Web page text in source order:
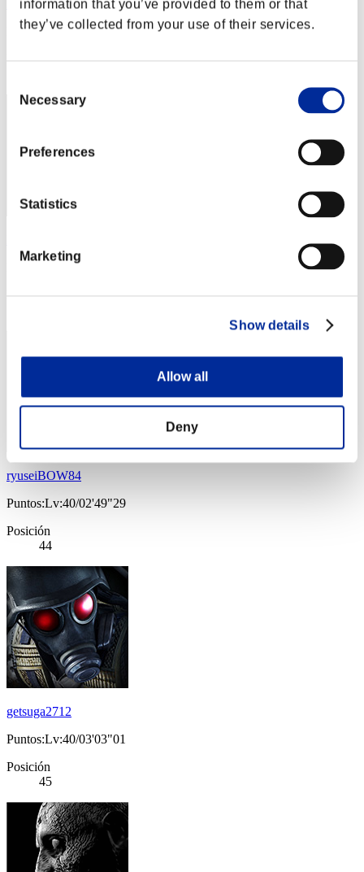
information that you’ve provided to them or that
they’ve collected from your use of their services.
Selection
Necessary
Preferences
Statistics
Marketing
Show details
Allow all
Deny
Krazieklown19
Puntos:Lv:39/07'49"53
Posición
Puntos:Lv:40/02'27"92
Posición
ryuseiBOW84
Puntos:Lv:40/02'49"29
Posición
44
getsuga2712
Puntos:Lv:40/03'03"01
Posición
45